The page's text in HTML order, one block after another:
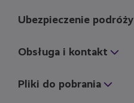
Ubezpieczenie podróży
Obsługa i kontakt
Pliki do pobrania